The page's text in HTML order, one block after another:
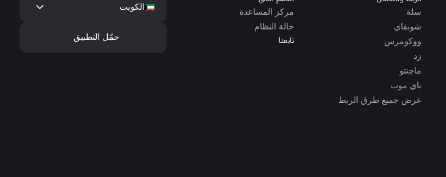
سلة
شوبفاي
ووكومرس
زد
ماجنتو
باي موب
عرض جميع طرق الربط
مركز المساعدة
حالة النظام
تابعنا
الكويت keyboard_arrow_down
حمّل التطبيق